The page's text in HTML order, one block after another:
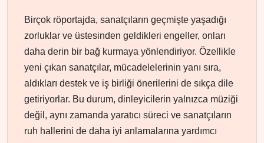
Birçok röportajda, sanatçıların geçmişte yaşadığı
zorluklar ve üstesinden geldikleri engeller, onları
daha derin bir bağ kurmaya yönlendiriyor. Özellikle
yeni çıkan sanatçılar, mücadelelerinin yanı sıra,
aldıkları destek ve iş birliği önerilerini de sıkça dile
getiriyorlar. Bu durum, dinleyicilerin yalnızca müziği
değil, aynı zamanda yaratıcı süreci ve sanatçıların
ruh hallerini de daha iyi anlamalarına yardımcı